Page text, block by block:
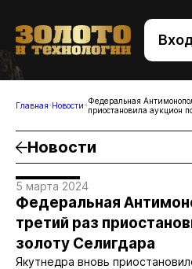
+7 (495)
Главная Новости Федеральная
приостановила аукцион
Новости
5 марта 2024
Федеральная
третий раз
золоту Селигдара
Якутнедра вновь